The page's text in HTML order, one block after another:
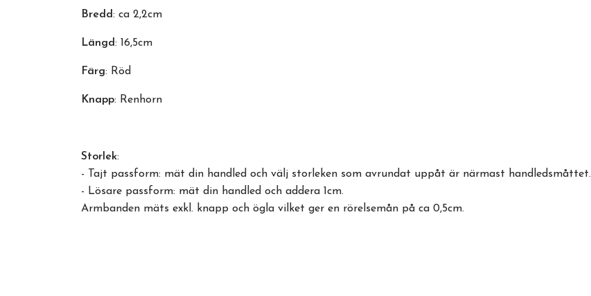
Bredd: ca 2,2cm
Längd: 16,5cm
Färg: Röd
Knapp: Renhorn
Storlek:
- Tajt passform: mät din handled och välj storleken som avrundat uppåt är närmast handledsmåttet.
- Lösare passform: mät din handled och addera 1cm.
Armbanden mäts exkl. knapp och ögla vilket ger en rörelsemån på ca 0,5cm.